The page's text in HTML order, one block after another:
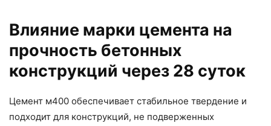
Влияние марки цемента на
прочность бетонных
конструкций через 28 суток
Цемент м400 обеспечивает стабильное твердение и
подходит для конструкций, не подверженных